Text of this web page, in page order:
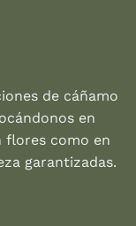
de cáñamo
en
flores como en
garantizadas.